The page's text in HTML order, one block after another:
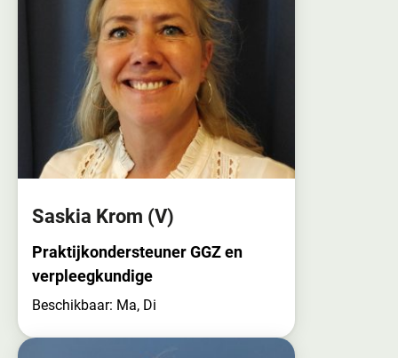
Saskia Krom (V)
Praktijkondersteuner GGZ en
verpleegkundige
Beschikbaar: Ma, Di